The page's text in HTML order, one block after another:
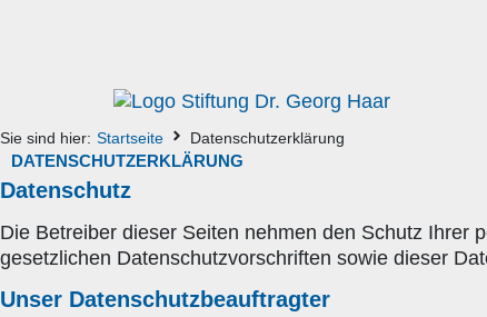
Sie sind hier: Startseite Datenschutzerklärung
DATENSCHUTZ­ERKLÄRUNG
Datenschutz
Die Betreiber dieser Seiten nehmen den Schutz Ihrer
gesetzlichen Datenschutzvorschriften sowie dieser
Unser Datenschutzbeauftragter